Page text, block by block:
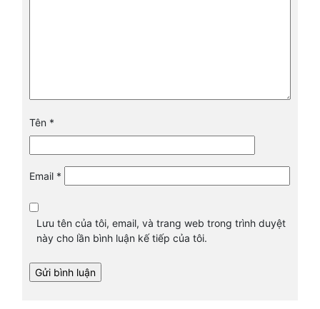
Tên *
Email *
Lưu tên của tôi, email, và trang web trong trình duyệt
này cho lần bình luận kế tiếp của tôi.